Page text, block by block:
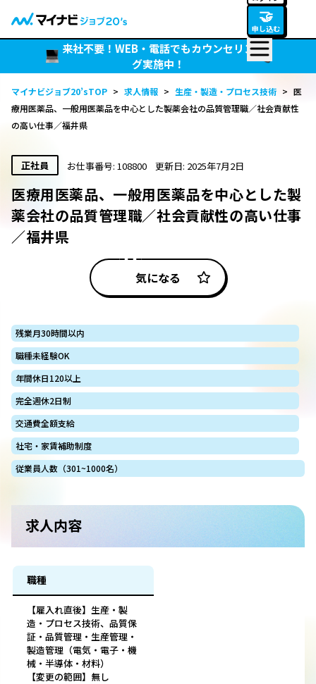
🤝
申し込む
来社不要！WEB・電話でもカウンセリン
グ実施中！
マイナビジョブ20’sTOP > 求人情報 > 生産・製造・プロセス技術 > 医
療用医薬品、一般用医薬品を中心とした製薬会社の品質管理職／社会貢献性
の高い仕事／福井県
正社員 お仕事番号: 108800 更新日: 2025年7月2日
医療用医薬品、一般用医薬品を中心とした製
薬会社の品質管理職／社会貢献性の高い仕事
／福井県
気になる
残業月30時間以内
職種未経験OK
年間休日120以上
完全週休2日制
交通費全額支給
社宅・家賃補助制度
従業員人数（301~1000名）
求人内容
職種
【雇入れ直後】生産・製
造・プロセス技術、品質保
証・品質管理・生産管理・
製造管理（電気・電子・機
械・半導体・材料）
【変更の範囲】無し